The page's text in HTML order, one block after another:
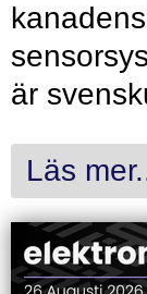
är
Läs